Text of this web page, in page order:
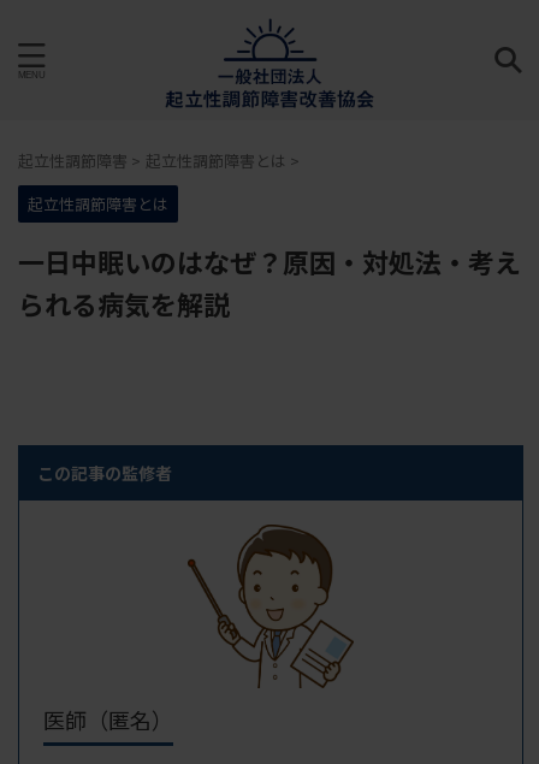
起立性調節障害 > 起立性調節障害とは >
起立性調節障害とは
一日中眠いのはなぜ？原因・対処法・考え
られる病気を解説
この記事の監修者
医師（匿名）